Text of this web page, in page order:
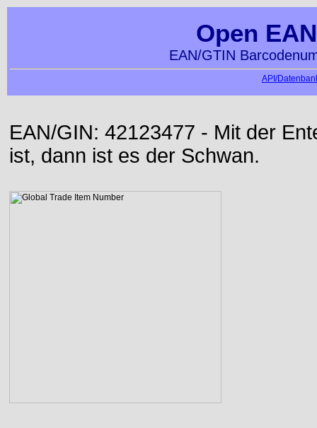
Open
EAN/GTIN
API/
EAN/GIN: 42123477 - Mit der
ist, dann ist es der Schwan.